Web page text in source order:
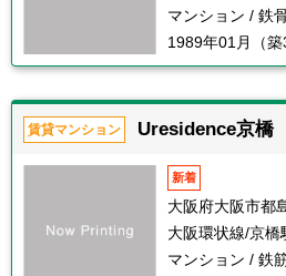
マンション / 鉄
1989年01月（築
賃貸マンション Uresidence京橋
新着
大阪府大阪市都
大阪環状線/京橋
マンション / 鉄